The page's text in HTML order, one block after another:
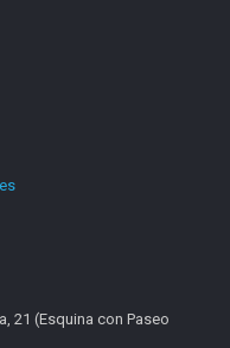
21 (Esquina con Paseo